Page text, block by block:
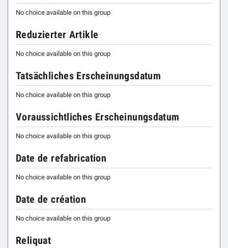
No choice available on this group
Reduzierter Artikle
No choice available on this group
Tatsächliches Erscheinungsdatum
No choice available on this group
Voraussichtliches Erscheinungsdatum
No choice available on this group
Date de refabrication
No choice available on this group
Date de création
No choice available on this group
Reliquat